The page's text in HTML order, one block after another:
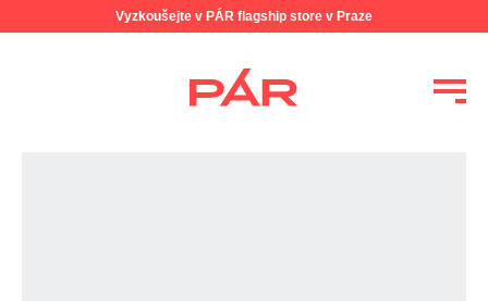
Vyzkoušejte v PÁR flagship store v Praze